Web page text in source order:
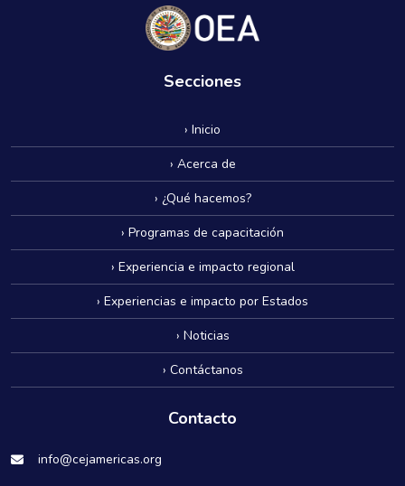
Secciones
› Inicio
› Acerca de
› ¿Qué hacemos?
› Programas de capacitación
› Experiencia e impacto regional
› Experiencias e impacto por Estados
› Noticias
› Contáctanos
Contacto
info@cejamericas.org